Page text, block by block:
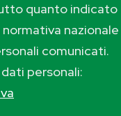
quanto indicato
normativa nazionale
comunicati.
personali: